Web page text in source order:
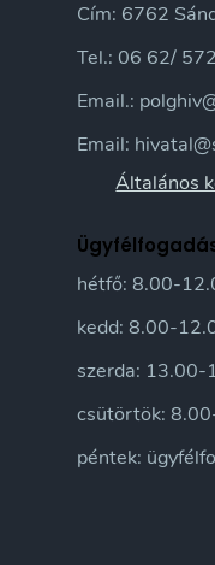
Cím: 6762
Tel.: 06 62/
Email.:
Email:
Általános
hétfő: 8.00-
kedd: 8.00-
szerda: 13.00-
csütörtök:
péntek: